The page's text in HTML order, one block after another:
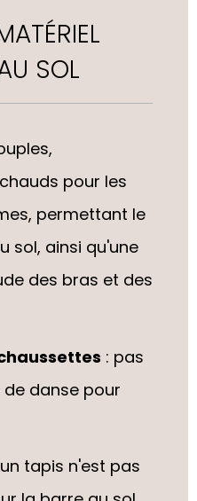
SOL
pour les
permettant le
sol, ainsi qu'une
des bras et des
: pas
danse pour
un tapis n'est pas